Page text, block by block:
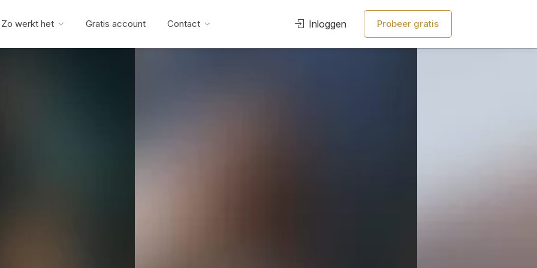
Zo werkt het Gratis account Contact Inloggen Probeer gratis